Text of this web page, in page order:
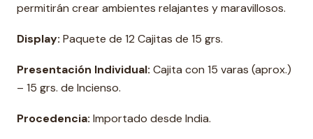
permitirán crear ambientes relajantes y maravillosos.
Display: Paquete de 12 Cajitas de 15 grs.
Presentación Individual: Cajita con 15 varas (aprox.)
– 15 grs. de Incienso.
Procedencia: Importado desde India.